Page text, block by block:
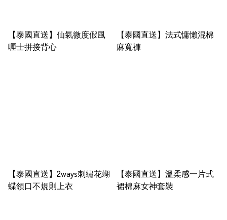
【泰國直送】仙氣微度假風
喱士拼接背心
【泰國直送】法式慵懶混棉
麻寬褲
【泰國直送】2ways刺繡花蝴
蝶領口不規則上衣
【泰國直送】溫柔感一片式
裙棉麻女神套裝